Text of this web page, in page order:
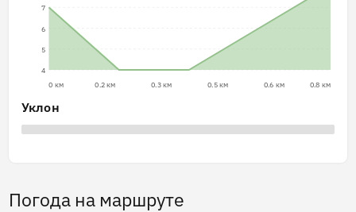
4
5
6
7
0 км 0.2 км 0.3 км 0.5 км 0.6 км 0.8 км
Уклон
Погода на маршруте